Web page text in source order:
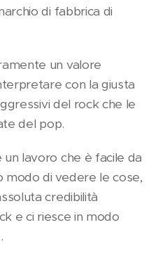
di fabbrica di
un valore
con la giusta
del rock che le
del pop.
lavoro che è facile da
modo di vedere le cose,
credibilità
e ci riesce in modo